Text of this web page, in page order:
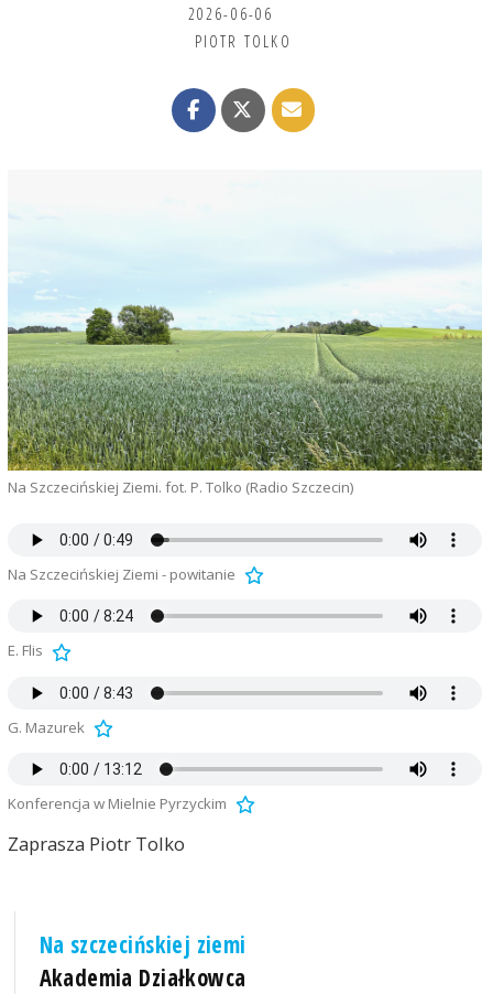
2026-06-06
PIOTR TOLKO
Na Szczecińskiej Ziemi. fot. P. Tolko (Radio Szczecin)
Na Szczecińskiej Ziemi - powitanie
E. Flis
G. Mazurek
Konferencja w Mielnie Pyrzyckim
Zaprasza Piotr Tolko
Na szczecińskiej ziemi
Akademia Działkowca